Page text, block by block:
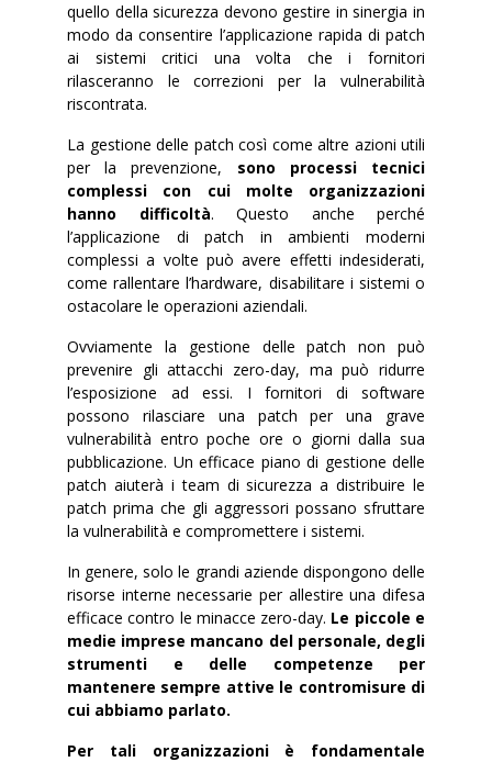
quello della sicurezza devono gestire in sinergia in
modo da consentire l’applicazione rapida di patch
ai sistemi critici una volta che i fornitori
rilasceranno le correzioni per la vulnerabilità
riscontrata.
La gestione delle patch così come altre azioni utili
per la prevenzione, sono processi tecnici
complessi con cui molte organizzazioni
hanno difficoltà. Questo anche perché
l’applicazione di patch in ambienti moderni
complessi a volte può avere effetti indesiderati,
come rallentare l’hardware, disabilitare i sistemi o
ostacolare le operazioni aziendali.
Ovviamente la gestione delle patch non può
prevenire gli attacchi zero-day, ma può ridurre
l’esposizione ad essi. I fornitori di software
possono rilasciare una patch per una grave
vulnerabilità entro poche ore o giorni dalla sua
pubblicazione. Un efficace piano di gestione delle
patch aiuterà i team di sicurezza a distribuire le
patch prima che gli aggressori possano sfruttare
la vulnerabilità e compromettere i sistemi.
In genere, solo le grandi aziende dispongono delle
risorse interne necessarie per allestire una difesa
efficace contro le minacce zero-day. Le piccole e
medie imprese mancano del personale, degli
strumenti e delle competenze per
mantenere sempre attive le contromisure di
cui abbiamo parlato.
Per tali organizzazioni è fondamentale